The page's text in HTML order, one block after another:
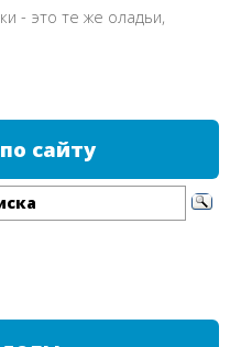
- это те же оладьи,
сайту